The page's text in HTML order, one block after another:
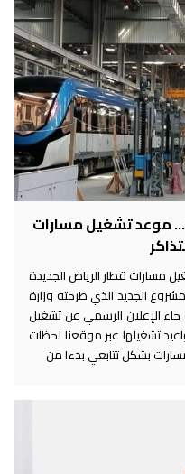
موعد تشغيل مسارات
مسارات قطار الرياض الجديدة
الجديد الذي طرحته وزارة
جاء الإعلان الرسمي عن تشغيل
تشغيلها عبر موقعنا لحظات
بشكل تتابعي بدءا من